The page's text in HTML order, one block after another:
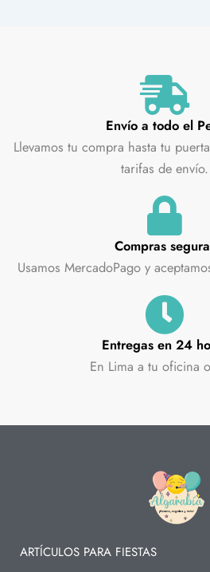
Envío a todo el
Llevamos tu compra hasta tu
tarifas de envío.
Compras
Usamos MercadoPago y
Entregas en 24
En Lima a tu oficina
ARTÍCULOS PARA FIESTAS